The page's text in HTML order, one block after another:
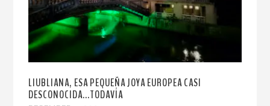
LIUBLIANA, ESA PEQUEÑA JOYA EUROPEA CASI
DESCONOCIDA...TODAVÍA